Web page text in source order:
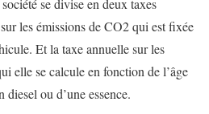
se divise en deux taxes
les émissions de CO2 qui est fixée
Et la taxe annuelle sur les
elle se calcule en fonction de l’âge
diesel ou d’une essence.